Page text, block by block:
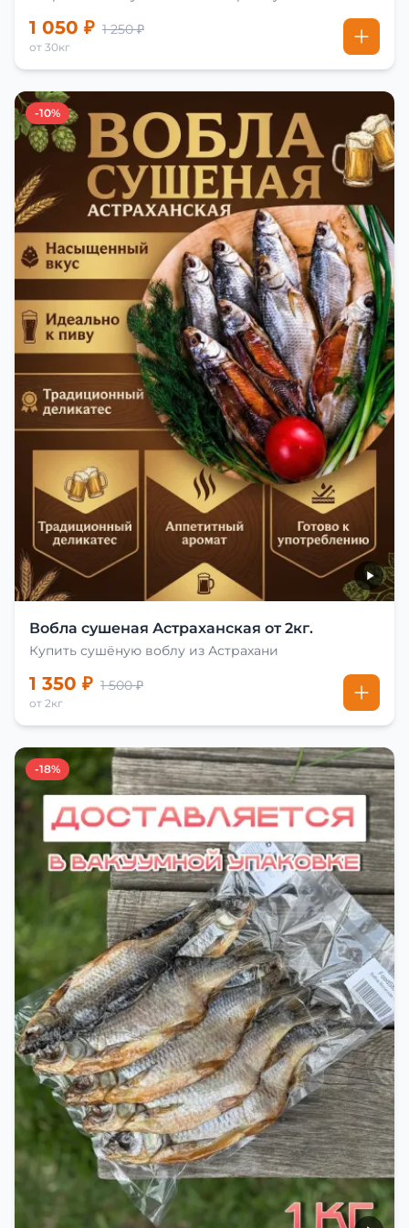
1 050 ₽ 1 250 ₽
от 30кг
-10%
Вобла сушеная Астраханская от 2кг.
Купить сушёную воблу из Астрахани
1 350 ₽ 1 500 ₽
от 2кг
-18%